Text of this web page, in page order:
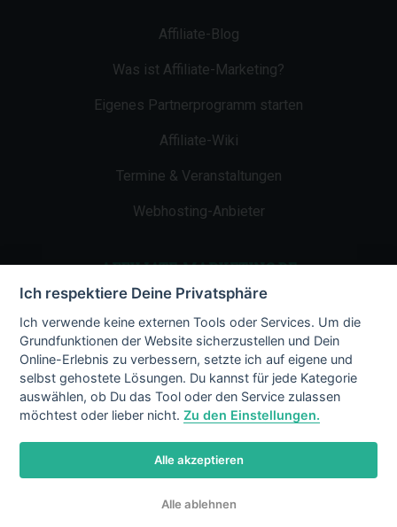
Affiliate-Blog
Was ist Affiliate-Marketing?
Eigenes Partnerprogramm starten
Affiliate-Wiki
Termine & Veranstaltungen
Webhosting-Anbieter
AFFILIATE-MARKETING.DE
Impressum
Kontakt
Datenschutz
Marketing.de/ LiMBo v2.8
Ich respektiere Deine Privatsphäre
Ich verwende keine externen Tools oder Services. Um die
Grundfunktionen der Website sicherzustellen und Dein
Online-Erlebnis zu verbessern, setzte ich auf eigene und
selbst gehostete Lösungen. Du kannst für jede Kategorie
auswählen, ob Du das Tool oder den Service zulassen
möchtest oder lieber nicht.Zu den Einstellungen.
Alle akzeptieren
Alle ablehnen